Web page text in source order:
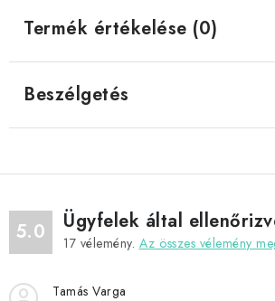
Termék értékelése (0)
Beszélgetés
5.0 Ügyfelek által
17 vélemény. Az összes vélemény
Tamás Varga